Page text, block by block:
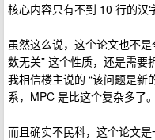
核心内容只有不到 10 行的汉
虽然这么说，这个论文也不
数无关” 这个性质，还是需要
我相信楼主说的 “该问题是新
系，MPC 是比这个复杂多了。
而且确实不民科，这个论文